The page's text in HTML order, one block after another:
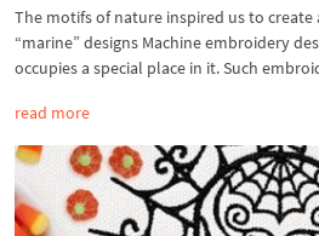
The motifs of nature inspired us to
“marine” designs Machine embroidery
occupies a special place in it. Such
read more